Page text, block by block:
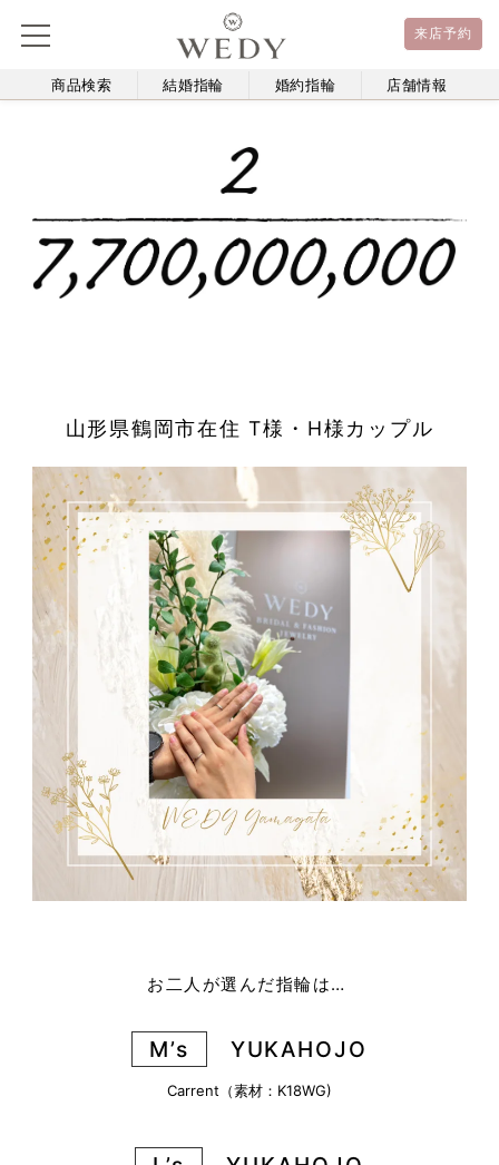
来店予約
商品検索 結婚指輪 婚約指輪 店舗情報
山形県鶴岡市在住 T様・H様カップル
お二人が選んだ指輪は…
M’s YUKAHOJO
Carrent（素材：K18WG)